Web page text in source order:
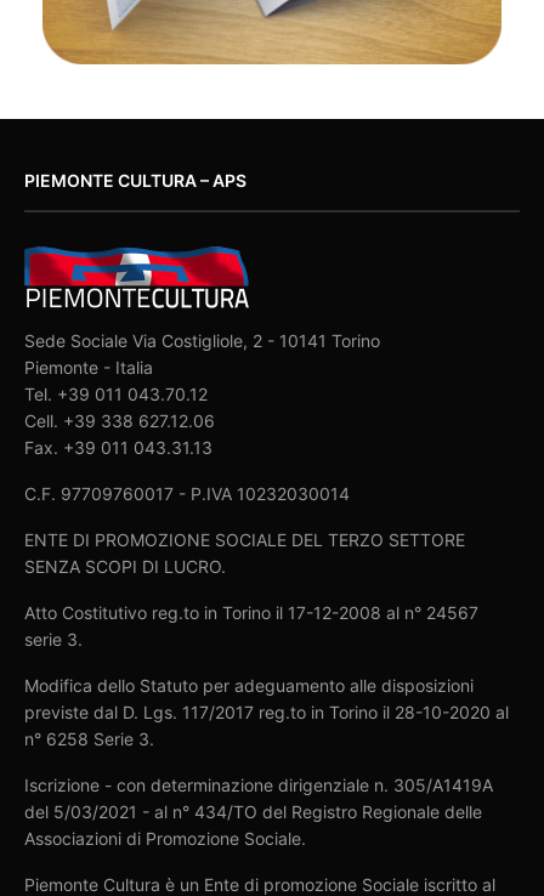
PIEMONTE CULTURA – APS
Sede Sociale Via Costigliole, 2 - 10141 Torino
Piemonte - Italia
Tel. +39 011 043.70.12
Cell. +39 338 627.12.06
Fax. +39 011 043.31.13
C.F. 97709760017 - P.IVA 10232030014
ENTE DI PROMOZIONE SOCIALE DEL TERZO SETTORE
SENZA SCOPI DI LUCRO.
Atto Costitutivo reg.to in Torino il 17-12-2008 al n° 24567
serie 3.
Modifica dello Statuto per adeguamento alle disposizioni
previste dal D. Lgs. 117/2017 reg.to in Torino il 28-10-2020 al
n° 6258 Serie 3.
Iscrizione - con determinazione dirigenziale n. 305/A1419A
del 5/03/2021 - al n° 434/TO del Registro Regionale delle
Associazioni di Promozione Sociale.
Piemonte Cultura è un Ente di promozione Sociale iscritto al